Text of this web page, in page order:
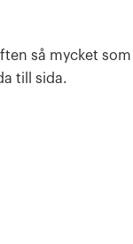
så mycket som
till sida.